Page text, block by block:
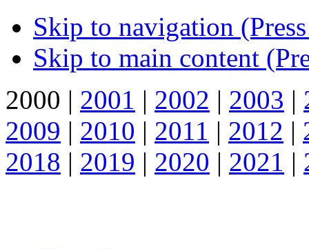
Skip to navigation
Skip to main content
2000 | 2001 | 2002 | 2003 |
2009 | 2010 | 2011 | 2012 |
2018 | 2019 | 2020 | 2021 |